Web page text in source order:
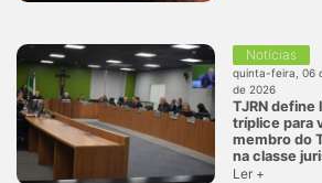
Notícias
quinta-feira, 06
de 2026
TJRN define
tríplice para
membro do
na classe
Ler +